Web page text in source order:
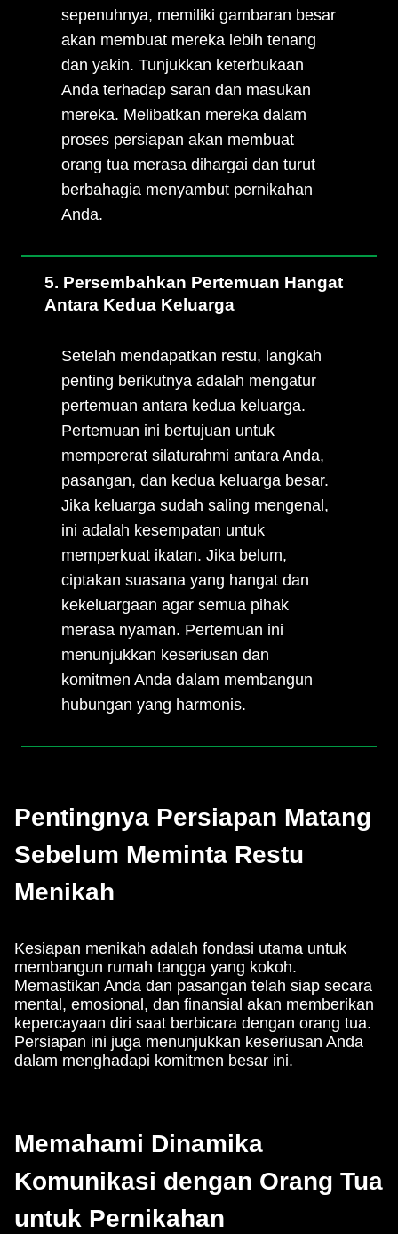
sepenuhnya, memiliki gambaran besar
akan membuat mereka lebih tenang
dan yakin. Tunjukkan keterbukaan
Anda terhadap saran dan masukan
mereka. Melibatkan mereka dalam
proses persiapan akan membuat
orang tua merasa dihargai dan turut
berbahagia menyambut pernikahan
Anda.
5. Persembahkan Pertemuan Hangat
Antara Kedua Keluarga
Setelah mendapatkan restu, langkah
penting berikutnya adalah mengatur
pertemuan antara kedua keluarga.
Pertemuan ini bertujuan untuk
mempererat silaturahmi antara Anda,
pasangan, dan kedua keluarga besar.
Jika keluarga sudah saling mengenal,
ini adalah kesempatan untuk
memperkuat ikatan. Jika belum,
ciptakan suasana yang hangat dan
kekeluargaan agar semua pihak
merasa nyaman. Pertemuan ini
menunjukkan keseriusan dan
komitmen Anda dalam membangun
hubungan yang harmonis.
Pentingnya Persiapan Matang
Sebelum Meminta Restu
Menikah
Kesiapan menikah adalah fondasi utama untuk
membangun rumah tangga yang kokoh.
Memastikan Anda dan pasangan telah siap secara
mental, emosional, dan finansial akan memberikan
kepercayaan diri saat berbicara dengan orang tua.
Persiapan ini juga menunjukkan keseriusan Anda
dalam menghadapi komitmen besar ini.
Memahami Dinamika
Komunikasi dengan Orang Tua
untuk Pernikahan